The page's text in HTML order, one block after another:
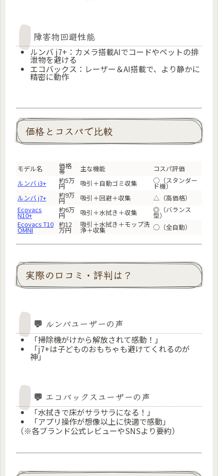
障害物回避性能
ルンバ j7+：カメラ搭載AIでコードやペットの排
泄物を避ける
エコバックス：レーザー＆AI搭載で、より静かに
精密に動作
価格とコスパで比較
モデル名 価格
帯 主な機能
コスパ評価
ルンバ i3+
約5万
円 吸引＋自動ゴミ収集 ◯（スタンダー
ド機）
ルンバ j7+
約9万
円 吸引＋回避＋収集
△（高価格）
Ecovacs
N10+
約6万
円 吸引＋水拭き＋収集 ◎（バランス
型）
Ecovacs T10
OMNI
約12
万円
吸引＋水拭き＋モップ洗
浄＋収集 ◯（全自動）
実際の口コミ・評判は？
💬 ルンバユーザーの声
「掃除機がけから解放されて感動！」
「j7+は子どものおもちゃも避けてくれるのが
神」
💬 エコバックスユーザーの声
「水拭きで床がサラサラになる！」
「アプリ操作が想像以上に快適で感動」
（※各ブランド公式レビューやSNSより要約）